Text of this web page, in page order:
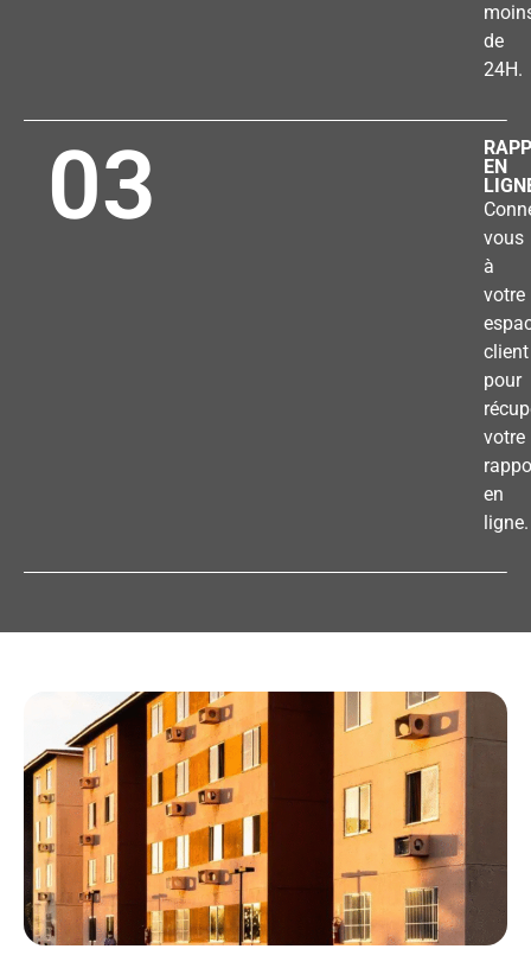
de
24H.
03
EN
vous
à
votre
client
pour
votre
en
ligne.